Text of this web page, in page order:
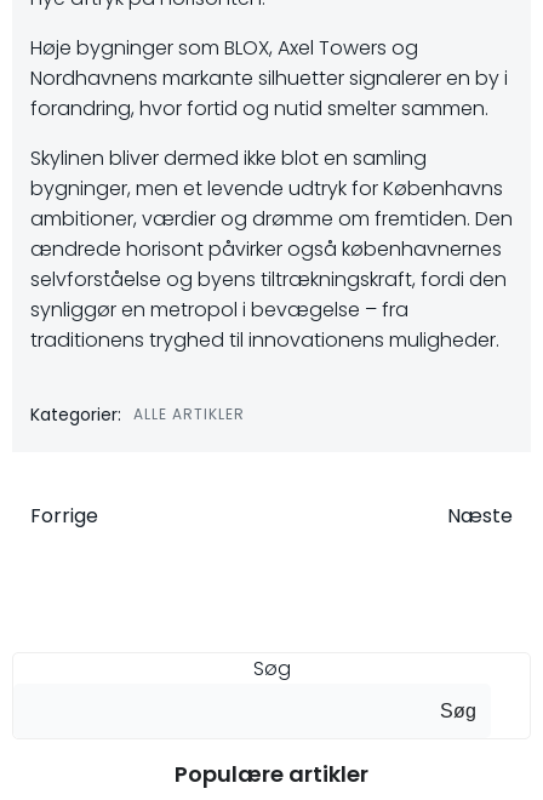
Høje bygninger som BLOX, Axel Towers og
Nordhavnens markante silhuetter signalerer en by i
forandring, hvor fortid og nutid smelter sammen.
Skylinen bliver dermed ikke blot en samling
bygninger, men et levende udtryk for Københavns
ambitioner, værdier og drømme om fremtiden. Den
ændrede horisont påvirker også københavnernes
selvforståelse og byens tiltrækningskraft, fordi den
synliggør en metropol i bevægelse – fra
traditionens tryghed til innovationens muligheder.
Kategorier: ALLE ARTIKLER
Indlægsnavigation
Forrige Næste
Søg
Søg
Populære artikler